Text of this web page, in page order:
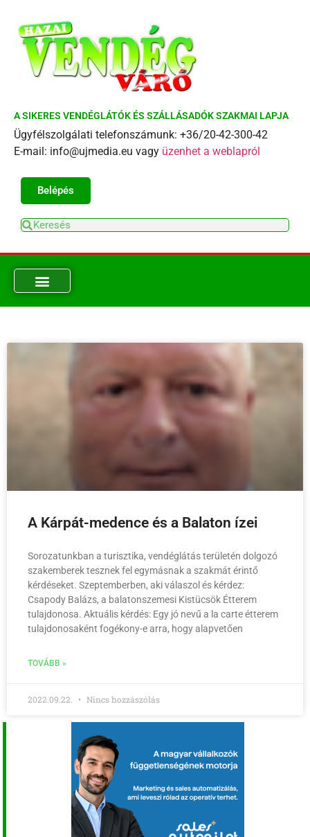
A SIKERES VENDÉGLÁTÓK ÉS SZÁLLÁSADÓK SZAKMAI LAPJA
Ügyfélszolgálati telefonszámunk: +36/20-42-300-42
E-mail: info@ujmedia.eu vagy üzenhet a weblapról
Belépés
A Kárpát-medence és a Balaton ízei
Sorozatunkban a turisztika, vendéglátás területén dolgozó
szakemberek tesznek fel egymásnak a szakmát érintő
kérdéseket. Szeptemberben, aki válaszol és kérdez:
Csapody Balázs, a balatonszemesi Kistücsök Étterem
tulajdonosa. Aktuális kérdés: Egy jó nevű a la carte étterem
tulajdonosaként fogékony-e arra, hogy alapvetően
TOVÁBB »
2022.09.22. Nincs hozzászólás